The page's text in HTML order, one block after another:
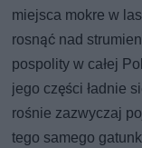
miejsca mokre w
rosnąć nad
pospolity w całej
jego części ładnie
rośnie zazwyczaj
tego samego